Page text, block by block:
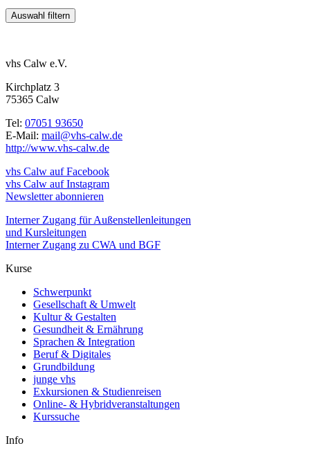
vhs Calw e.V.
Kirchplatz 3
75365 Calw
Tel: 07051 93650
E-Mail: mail@vhs-calw.de
http://www.vhs-calw.de
vhs Calw auf Facebook
vhs Calw auf Instagram
Newsletter abonnieren
Interner Zugang für Außenstellenleitungen
und Kursleitungen
Interner Zugang zu CWA und BGF
Kurse
Schwerpunkt
Gesellschaft & Umwelt
Kultur & Gestalten
Gesundheit & Ernährung
Sprachen & Integration
Beruf & Digitales
Grundbildung
junge vhs
Exkursionen & Studienreisen
Online- & Hybridveranstaltungen
Kurssuche
Info